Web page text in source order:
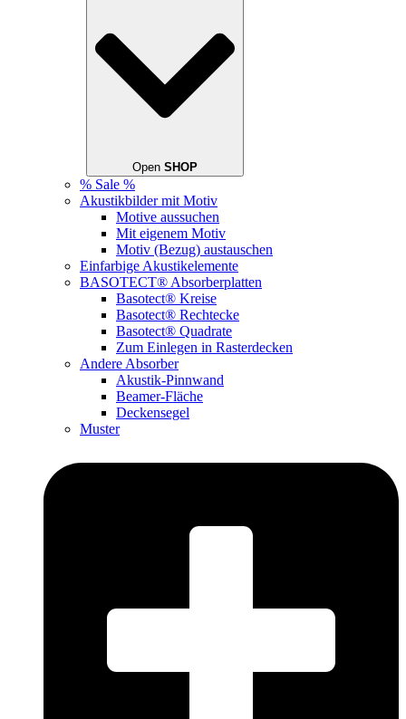
Open SHOP
% Sale %
Akustikbilder mit Motiv
Motive aussuchen
Mit eigenem Motiv
Motiv (Bezug) austauschen
Einfarbige Akustikelemente
BASOTECT® Absorberplatten
Basotect® Kreise
Basotect® Rechtecke
Basotect® Quadrate
Zum Einlegen in Rasterdecken
Andere Absorber
Akustik-Pinnwand
Beamer-Fläche
Deckensegel
Muster